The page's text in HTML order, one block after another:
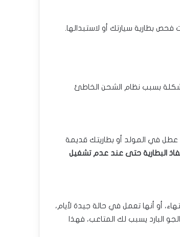
فحص بطارية سيارتك أو لاستبدالها.
بسبب نظام الشحن الخاطئ
في المولد أو بطاريتك قديمة
البطارية حتى عند عدم تشغيل
أو أنها تعمل في حالة جيدة لأيام،
البارد يسبب لك المتاعب، فهذا